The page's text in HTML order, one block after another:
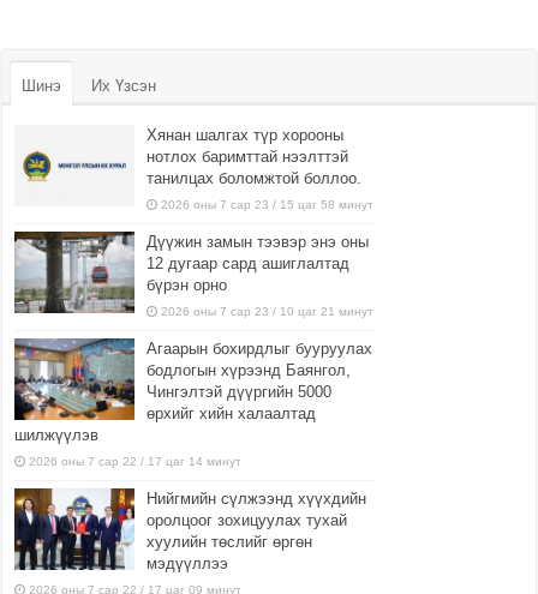
Шинэ Их Үзсэн
Хянан шалгах түр хорооны
нотлох баримттай нээлттэй
танилцах боломжтой боллоо.
2026 оны 7 сар 23 / 15 цаг 58 минут
Дүүжин замын тээвэр энэ оны
12 дугаар сард ашиглалтад
бүрэн орно
2026 оны 7 сар 23 / 10 цаг 21 минут
Агаарын бохирдлыг бууруулах
бодлогын хүрээнд Баянгол,
Чингэлтэй дүүргийн 5000
өрхийг хийн халаалтад
шилжүүлэв
2026 оны 7 сар 22 / 17 цаг 14 минут
Нийгмийн сүлжээнд хүүхдийн
оролцоог зохицуулах тухай
хуулийн төслийг өргөн
мэдүүллээ
2026 оны 7 сар 22 / 17 цаг 09 минут